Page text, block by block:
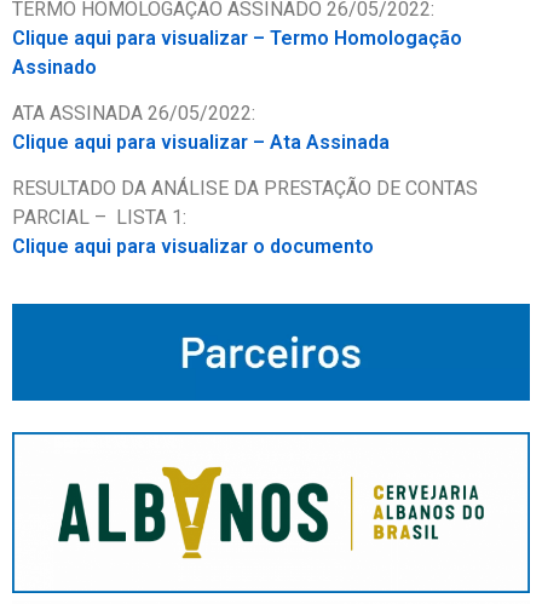
TERMO HOMOLOGAÇÃO ASSINADO 26/05/2022:
Clique aqui para visualizar – Termo Homologação
Assinado
ATA ASSINADA 26/05/2022:
Clique aqui para visualizar – Ata Assinada
RESULTADO DA ANÁLISE DA PRESTAÇÃO DE CONTAS
PARCIAL – LISTA 1:
Clique aqui para visualizar o documento